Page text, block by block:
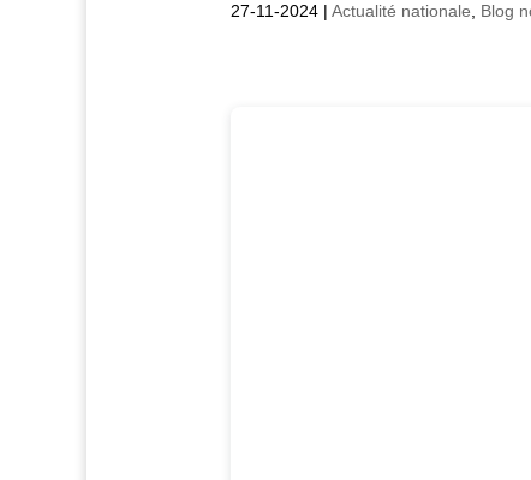
27-11-2024 | Actualité nationale Blog